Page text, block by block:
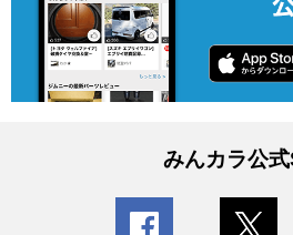
みんカラ公